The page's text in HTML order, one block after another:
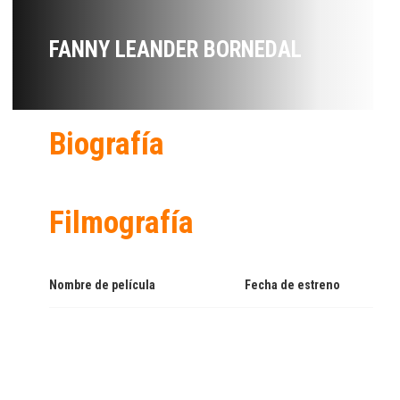
FANNY LEANDER BORNEDAL
Biografía
Filmografía
Nombre de película Fecha de estreno